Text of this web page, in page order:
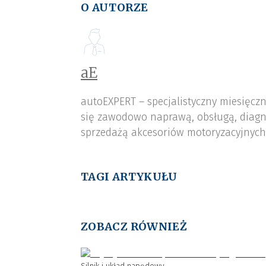
O AUTORZE
aE
autoEXPERT – specjalistyczny
się zawodowo naprawą, obsługą,
sprzedażą akcesoriów
TAGI ARTYKUŁU
ZOBACZ RÓWNIEŻ